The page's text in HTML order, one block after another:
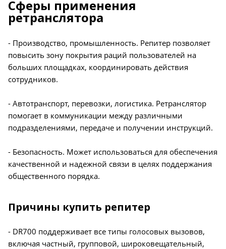
Сферы применения
ретранслятора
- Производство, промышленность. Репитер позволяет
повысить зону покрытия раций пользователей на
больших площадках, координировать действия
сотрудников.
- Автотранспорт, перевозки, логистика. Ретранслятор
помогает в коммуникации между различными
подразделениями, передаче и получении инструкций.
- Безопасность. Может использоваться для обеспечения
качественной и надежной связи в целях поддержания
общественного порядка.
Причины купить репитер
- DR700 поддерживает все типы голосовых вызовов,
включая частный, групповой, широковещательный,